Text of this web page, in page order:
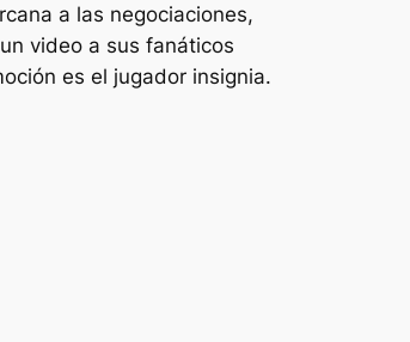
a las negociaciones,
video a sus fanáticos
es el jugador insignia.